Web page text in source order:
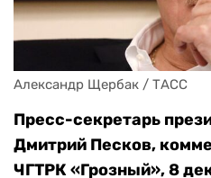
Александр Щербак / ТАСС
Пресс-секретарь
Дмитрий Песков,
ЧГТРК «Грозный», 8